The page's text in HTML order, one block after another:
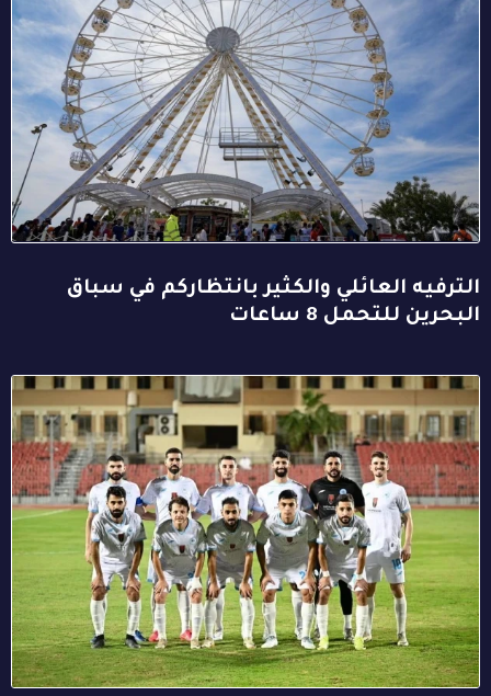
الترفيه العائلي والكثير بانتظاركم في سباق
البحرين للتحمل 8 ساعات